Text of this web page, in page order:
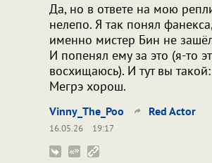
Да, но в ответе на мою
нелепо. Я так понял
именно мистер Бин не
И попенял ему за это (я-то
восхищаюсь). И тут вы
Мегрэ хорош.
Vinny_The_Poo Red Actor
16.05.26
19:17